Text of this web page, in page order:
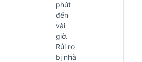
phút
đến
vài
giờ.
Rủi ro
bị nhà